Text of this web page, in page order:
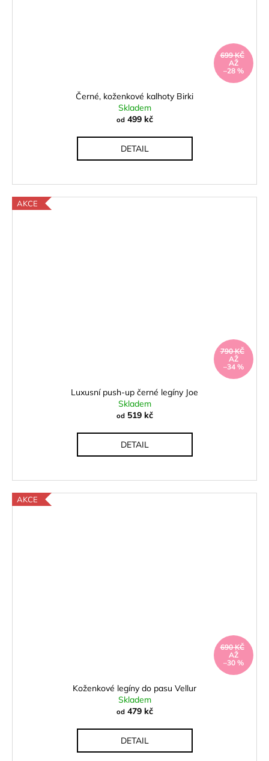
699 KČ
AŽ
–28 %
Černé, koženkové kalhoty Birki
Skladem
od499 kč
DETAIL
AKCE
790 KČ
AŽ
–34 %
Luxusní push-up černé legíny Joe
Skladem
od519 kč
DETAIL
AKCE
690 KČ
AŽ
–30 %
Koženkové legíny do pasu Vellur
Skladem
od479 kč
DETAIL